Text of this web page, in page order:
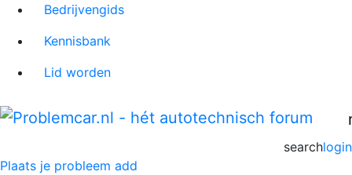
Bedrijvengids
Kennisbank
Lid worden
login
search
Plaats je probleem add